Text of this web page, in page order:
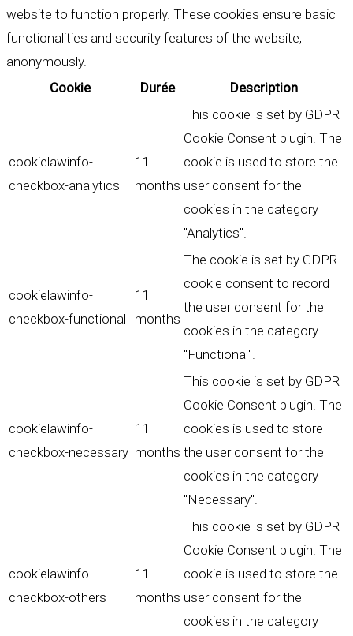
website to function properly. These cookies ensure basic
functionalities and security features of the website,
anonymously.
Cookie
Durée Description
cookielawinfo-
checkbox-analytics
11
months
This cookie is set by GDPR
Cookie Consent plugin. The
cookie is used to store the
user consent for the
cookies in the category
"Analytics".
cookielawinfo-
checkbox-functional
11
months
The cookie is set by GDPR
cookie consent to record
the user consent for the
cookies in the category
"Functional".
cookielawinfo-
checkbox-necessary
11
months
This cookie is set by GDPR
Cookie Consent plugin. The
cookies is used to store
the user consent for the
cookies in the category
"Necessary".
cookielawinfo-
checkbox-others
11
months
This cookie is set by GDPR
Cookie Consent plugin. The
cookie is used to store the
user consent for the
cookies in the category